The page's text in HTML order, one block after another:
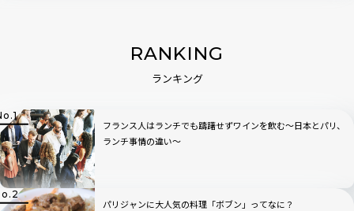
RANKING
ランキング
フランス人はランチでも躊躇せずワインを飲む〜日本とパリ、
ランチ事情の違い〜
パリジャンに大人気の料理「ボブン」ってなに？